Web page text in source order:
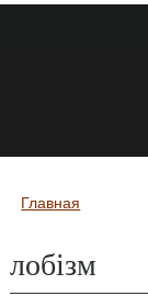
Вы здесь
Главная
лобізм